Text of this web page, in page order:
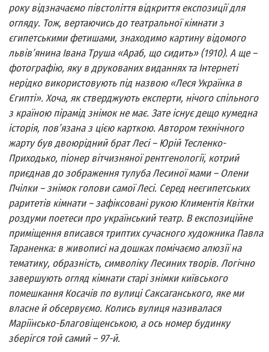
року відзначаємо півстоліття відкриття експозиції для
огляду. Тож, вертаючись до театральної кімнати з
єгипетськими фетишами, знаходимо картину відомого
львів’янина Івана Труша «Араб, що сидить» (1910). А ще –
фотографію, яку в друкованих виданнях та Інтернеті
нерідко використовують під назвою «Леся Українка в
Єгипті». Хоча, як стверджують експерти, нічого спільного
з країною пірамід знімок не має. Зате існує дещо кумедна
історія, пов’язана з цією карткою. Автором технічного
жарту був двоюрідний брат Лесі – Юрій Тесленко-
Приходько, піонер вітчизняної рентгенології, котрий
приєднав до зображення тулуба Лесиної мами – Олени
Пчілки – знімок голови самої Лесі. Серед неєгипетських
раритетів кімнати – зафіксовані рукою Климентія Квітки
роздуми поетеси про український театр. В експозиційне
приміщення вписався триптих сучасного художника Павла
Тараненка: в живописі на дошках помічаємо алюзії на
тематику, образність, символіку Лесиних творів. Логічно
завершують огляд кімнати старі знімки київського
помешкання Косачів по вулиці Саксаганського, яке ми
власне й обсервуємо. Колись вулиця називалася
Маріїнсько-Благовіщенською, а ось номер будинку
зберігся той самий – 97-й.